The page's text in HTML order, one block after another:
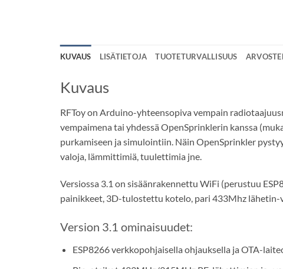
KUVAUS LISÄTIETOJA TUOTETURVALLISUUS
Kuvaus
RFToy on Arduino-yhteensopiva vempain
vempaimena tai yhdessä OpenSprinklerin kanssa
purkamiseen ja simulointiin. Näin OpenSprinkler
valoja, lämmittimiä, tuulettimia jne.
Versiossa 3.1 on sisäänrakennettu WiFi (perustuu
painikkeet, 3D-tulostettu kotelo, pari 433Mhz
Version 3.1 ominaisuudet:
ESP8266 verkkopohjaisella ohjauksella ja OTA-